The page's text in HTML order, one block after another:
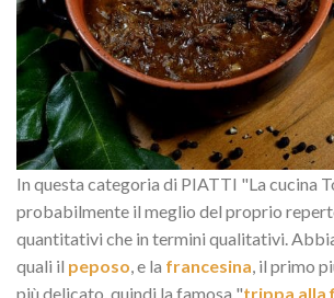
In questa categoria di PIATTI "La cucina
probabilmente il meglio del proprio
quantitativi che in termini qualitativi.
quali il peposo, e la francesina, il primo
più delicato, quindi la famosa "trippa alla